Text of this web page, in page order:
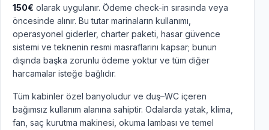
150€ olarak uygulanır. Ödeme check-in sırasında veya
öncesinde alınır. Bu tutar marinaların kullanımı,
operasyonel giderler, charter paketi, hasar güvence
sistemi ve teknenin resmi masraflarını kapsar; bunun
dışında başka zorunlu ödeme yoktur ve tüm diğer
harcamalar isteğe bağlıdır.
Tüm kabinler özel banyoludur ve duş–WC içeren
bağımsız kullanım alanına sahiptir. Odalarda yatak, klima,
fan, saç kurutma makinesi, okuma lambası ve temel